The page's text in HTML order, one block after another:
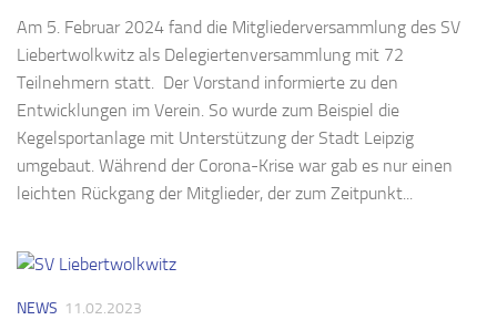
Am 5. Februar 2024 fand die Mitgliederversammlung des SV
Liebertwolkwitz als Delegiertenversammlung mit 72
Teilnehmern statt. Der Vorstand informierte zu den
Entwicklungen im Verein. So wurde zum Beispiel die
Kegelsportanlage mit Unterstützung der Stadt Leipzig
umgebaut. Während der Corona-Krise war gab es nur einen
leichten Rückgang der Mitglieder, der zum Zeitpunkt...
NEWS 11.02.2023